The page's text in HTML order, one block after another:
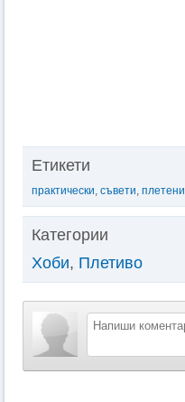
Етикети
практически, съвети, плетени
Категории
Хоби, Плетиво